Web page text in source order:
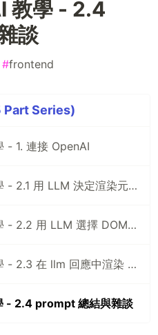
教學 - 2.4
談
#frontend
Part Series)
- 1. 連接 OpenAI
給前端的簡單 AI 教學 - 2.1 用 LLM 決定渲染元素
給前端的簡單 AI 教學 - 2.2 用 LLM 選擇 DOM 元素
給前端的簡單 AI 教學 - 2.3 在 llm 回應中渲染 custom component
- 2.4 prompt 總結與雜談